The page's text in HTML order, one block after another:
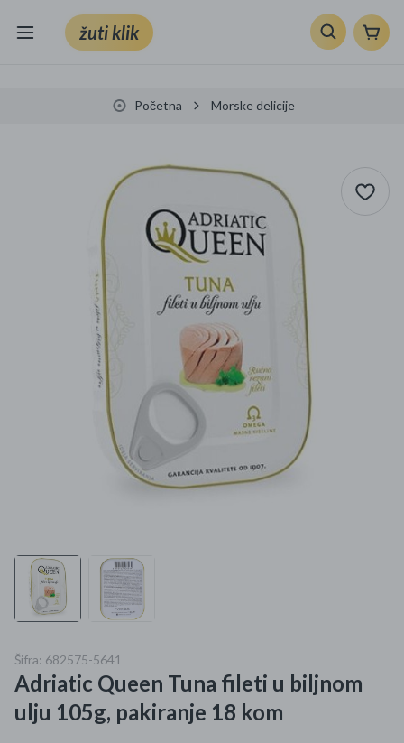
žuti klik
Mobiteli, računala i elektronika
TV, audio i foto
VRT I ALATI
Klik supermarket
Sport i slobodno vrijeme
Ljepota i zdravlje
Mame i bebe
Kućanski aparati
Specijalne kategorije
Kišobrani akcija
Ograničena cijena
Početna Morske delicije
Šifra: 682575-5641
Adriatic Queen Tuna fileti u biljnom
ulju 105g, pakiranje 18 kom